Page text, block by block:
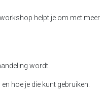
helpt je om met meer
wordt.
hoe je die kunt gebruiken.